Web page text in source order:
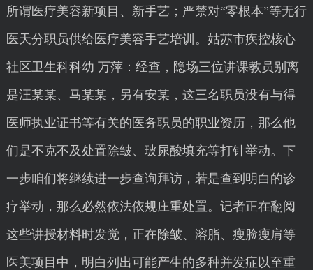
所谓医疗美容新项目、新手艺；严禁对“零根本”等无行
医天分职员供给医疗美容手艺培训。姑苏市疾控核心
社区卫生科科幼 万萍：经查，隐场三位讲课教员别离
是汪某某、马某某，另有安某，这三名职员没有与得
医师执业证书等有关的医务职员的职业资历，那么他
们是不克不及处置除皱、玻尿酸填充等打针举动。下
一步咱们将继续进一步查询拜访，若是查到明白的诊
疗举动，那么必然依法依规庄重处置。记者正在翻阅
这些讲授材料时发觉，正在除皱、溶脂、瘦脸瘦肩等
医美项目中，明白列出可能产生的多种并发症以至重